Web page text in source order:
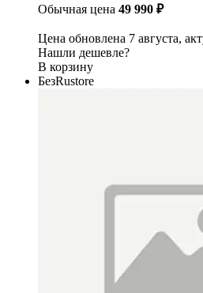
Обычная цена 49 990 ₽
Цена обновлена 7 августа,
Нашли дешевле?
В корзину
БезRustore